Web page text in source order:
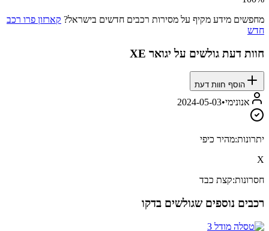
מחפשים מידע מקיף על מסירות רכבים חדשים בישראל? קארזון פרו רכב
חדש
חוות דעת גולשים על יגואר XE
הוסף חוות דעת
אנונימי•
2024-05-03
יתרונות:מהיר כיפי
X
חסרונות:קצת כבד
רכבים נוספים שגולשים בדקו